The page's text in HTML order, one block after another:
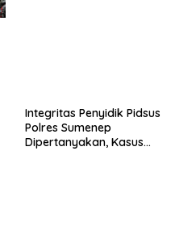
Integritas Penyidik Pidsus
Polres Sumenep
Dipertanyakan, Kasus